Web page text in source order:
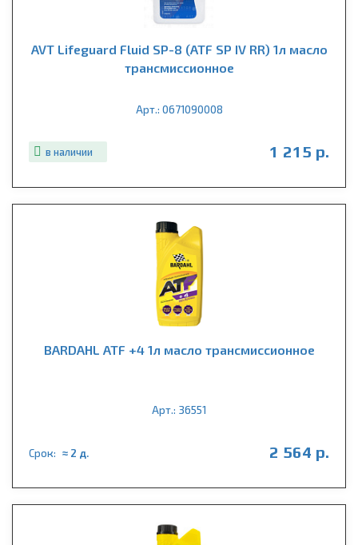
AVT Lifeguard Fluid SP-8 (ATF SP IV RR) 1л масло
трансмиссионное
Арт.: 0671090008
в наличии 1 215 р.
BARDAHL ATF +4 1л масло трансмиссионное
Арт.: 36551
Срок: ≈ 2 д. 2 564 р.